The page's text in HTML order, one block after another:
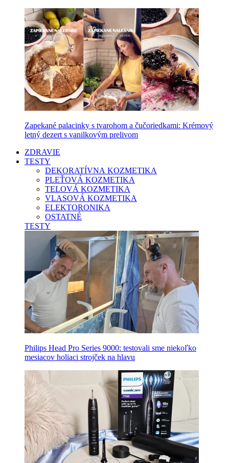
Zapekané palacinky s tvarohom a čučoriedkami: Krémový
letný dezert s vanilkovým prelivom
ZDRAVIE
TESTY
DEKORATÍVNA KOZMETIKA
PLEŤOVÁ KOZMETIKA
TELOVÁ KOZMETIKA
VLASOVÁ KOZMETIKA
ELEKTORONIKA
OSTATNÉ
TESTY
Philips Head Pro Series 9000: testovali sme niekoľko
mesiacov holiaci strojček na hlavu